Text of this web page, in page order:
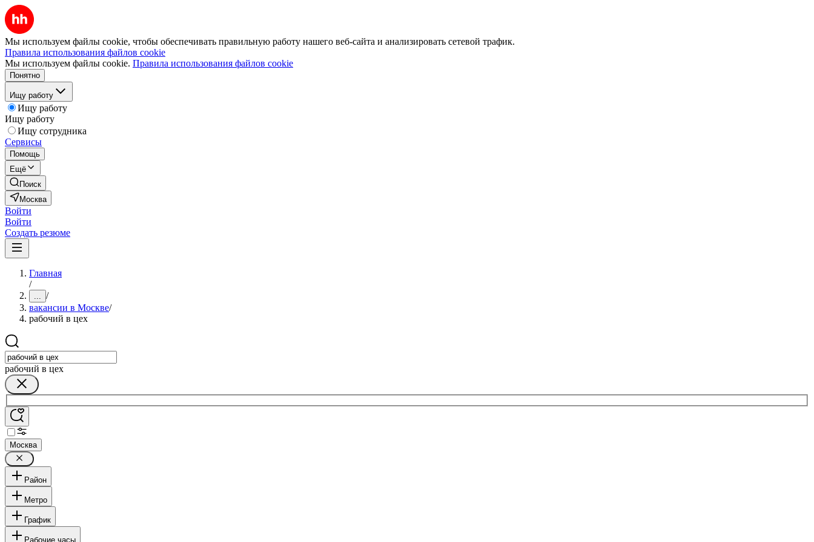
Мы используем файлы cookie, чтобы обеспечивать правильную работу нашего веб-сайта и анализировать сетевой трафик.
Правила использования файлов cookie
Мы используем файлы cookie. Правила использования файлов cookie
Понятно
Ищу работу
Ищу работу
Ищу работу
Ищу сотрудника
Сервисы
Помощь
Ещё
Поиск
Москва
Войти
Войти
Создать резюме
Главная
/
... /
вакансии в Москве/
рабочий в цех
рабочий в цех
Москва
Район
Метро
График
Рабочие часы